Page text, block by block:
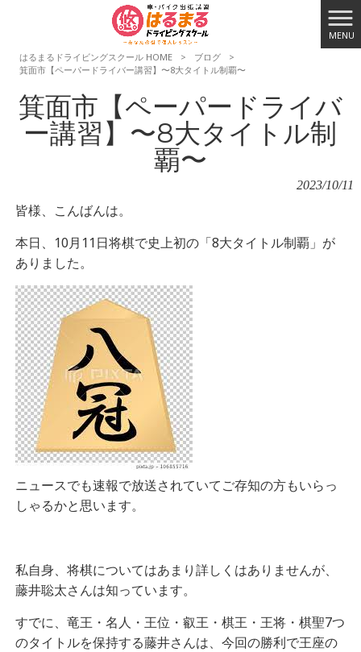
MENU
はるまるドライビングスクール HOME
> ブログ
>
箕面市【ペーパードライバー講習】〜8大タイトル制覇〜
箕面市【ペーパードライバ
ー講習】〜8大タイトル制
覇〜
2023/10/11
皆様、こんばんは。
本日、10月11日将棋で史上初の「8大タイトル制覇」が
ありました。
ニュースでも速報で放送されていてご存知の方もいらっ
しゃるかと思います。
私自身、将棋についてはあまり詳しくはありませんが、
藤井聡太さんは知っています。
すでに、竜王・名人・王位・叡王・棋王・王将・棋聖7つ
のタイトルを保持する藤井さんは、今回の勝利で王座の